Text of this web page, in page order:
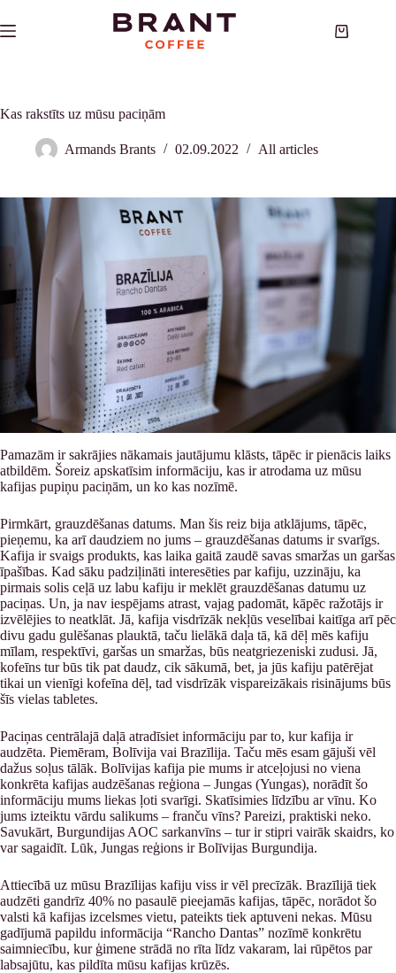
to
content
Shopping
Kas rakstīts uz mūsu paciņām
Armands Brants 02.09.2022 All articles
Pamazām ir sakrājies nākamais jautājumu klāsts, tāpēc ir pienācis laiks
atbildēm. Šoreiz apskatīsim informāciju, kas ir atrodama uz mūsu
kafijas pupiņu paciņām, un ko kas nozīmē.
Pirmkārt, grauzdēšanas datums. Man šis reiz bija atklājums, tāpēc,
pieņemu, ka arī daudziem no jums – grauzdēšanas datums ir svarīgs.
Kafija ir svaigs produkts, kas laika gaitā zaudē savas smaržas un garšas
īpašības. Kad sāku padziļināti interesēties par kafiju, uzzināju, ka
pirmais solis ceļā uz labu kafiju ir meklēt grauzdēšanas datumu uz
paciņas. Un, ja nav iespējams atrast, vajag padomāt, kāpēc ražotājs ir
izvēlējies to neatklāt. Jā, kafija visdrīzāk nekļūs veselībai kaitīga arī pēc
divu gadu gulēšanas plauktā, taču lielākā daļa tā, kā dēļ mēs kafiju
mīlam, respektīvi, garšas un smaržas, būs neatgriezeniski zudusi. Jā,
kofeīns tur būs tik pat daudz, cik sākumā, bet, ja jūs kafiju patērējat
tikai un vienīgi kofeīna dēļ, tad visdrīzāk vispareizākais risinājums būs
šīs vielas tabletes.
Paciņas centrālajā daļā atradīsiet informāciju par to, kur kafija ir
audzēta. Piemēram, Bolīvija vai Brazīlija. Taču mēs esam gājuši vēl
dažus soļus tālāk. Bolīvijas kafija pie mums ir atceļojusi no viena
konkrēta kafijas audzēšanas reģiona – Jungas (Yungas), norādīt šo
informāciju mums liekas ļoti svarīgi. Skatīsimies līdzību ar vīnu. Ko
jums izteiktu vārdu salikums – franču vīns? Pareizi, praktiski neko.
Savukārt, Burgundijas AOC sarkanvīns – tur ir stipri vairāk skaidrs, ko
var sagaidīt. Lūk, Jungas reģions ir Bolīvijas Burgundija.
Attiecībā uz mūsu Brazīlijas kafiju viss ir vēl precīzāk. Brazīlijā tiek
audzēti gandrīz 40% no pasaulē pieejamās kafijas, tāpēc, norādot šo
valsti kā kafijas izcelsmes vietu, pateikts tiek aptuveni nekas. Mūsu
gadījumā papildu informācija “Rancho Dantas” nozīmē konkrētu
saimniecību, kur ģimene strādā no rīta līdz vakaram, lai rūpētos par
labsajūtu, kas pildīta mūsu kafijas krūzēs.